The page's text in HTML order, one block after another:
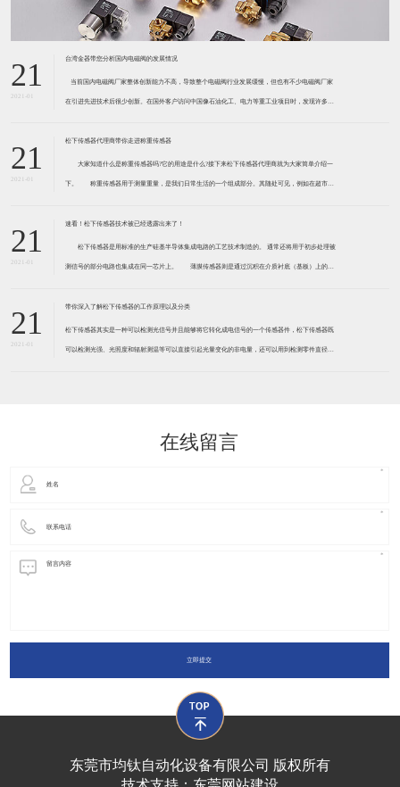
21
2021-01
台湾金器带您分析国内电磁阀的发展情况
​ 当前国内电磁阀厂家整体创新能力不高，导致整个电磁阀行业发展缓慢，但也有不少电磁阀厂家
在引进先进技术后很少创新。在国外客户访问中国像石油化工、电力等重工业项目时，发现许多项
21
2021-01
松下传感器代理商带你走进称重传感器
大家知道什么是称重传感器吗?它的用途是什么?接下来松下传感器代理商就为大家简单介绍一
下。 称重传感器用于测量重量，是我们日常生活的一个组成部分。其随处可见，例如在超市柜
带有应变片的弹性体组成。弹性体通常由钢
21
2021-01
速看！松下传感器技术被已经透露出来了！
松下传感器是用标准的生产硅基半导体集成电路的工艺技术制造的。 通常还将用于初步处理被
测信号的部分电路也集成在同一芯片上。 薄膜传感器则是通过沉积在介质衬底（基板）上的，
器是利用相应材料的浆料，涂覆在陶瓷基片上
21
2021-01
带你深入了解松下传感器的工作原理以及分类
松下传感器其实是一种可以检测光信号并且能够将它转化成电信号的一个传感器件，松下传感器既
可以检测光强、光照度和辐射测温等可以直接引起光量变化的非电量，还可以用到检测零件直径、
在线留言
立即提交
东莞市均钛自动化设备有限公司 版权所有